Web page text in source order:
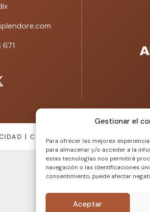
Gestionar el
Para ofrecer las mejores
para almacenar y/o acceder a la
estas tecnologías nos permitirá
navegación o las identificaciones
consentimiento, puede afectar
Aceptar
| COOKIES